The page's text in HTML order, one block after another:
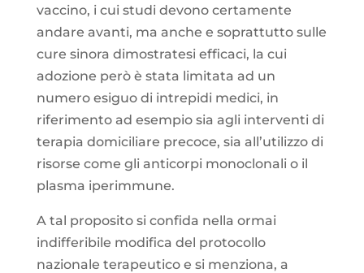
vaccino, i cui studi devono certamente
andare avanti, ma anche e soprattutto sulle
cure sinora dimostratesi efficaci, la cui
adozione però è stata limitata ad un
numero esiguo di intrepidi medici, in
riferimento ad esempio sia agli interventi di
terapia domiciliare precoce, sia all’utilizzo di
risorse come gli anticorpi monoclonali o il
plasma iperimmune.
A tal proposito si confida nella ormai
indifferibile modifica del protocollo
nazionale terapeutico e si menziona, a